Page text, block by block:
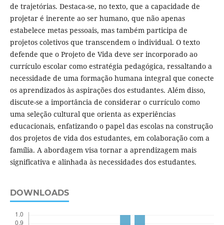
de trajetórias. Destaca-se, no texto, que a capacidade de
projetar é inerente ao ser humano, que não apenas
estabelece metas pessoais, mas também participa de
projetos coletivos que transcendem o individual. O texto
defende que o Projeto de Vida deve ser incorporado ao
currículo escolar como estratégia pedagógica, ressaltando a
necessidade de uma formação humana integral que conecte
os aprendizados às aspirações dos estudantes. Além disso,
discute-se a importância de considerar o currículo como
uma seleção cultural que orienta as experiências
educacionais, enfatizando o papel das escolas na construção
dos projetos de vida dos estudantes, em colaboração com a
família. A abordagem visa tornar a aprendizagem mais
significativa e alinhada às necessidades dos estudantes.
DOWNLOADS